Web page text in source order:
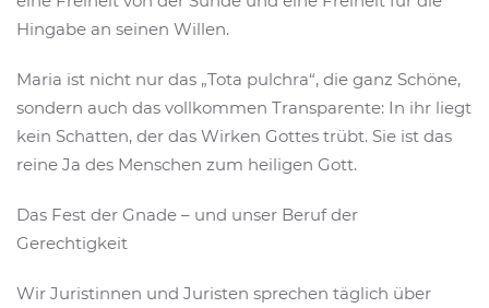
Hingabe an seinen Willen.
Maria ist nicht nur das „Tota pulchra“, die ganz Schöne,
sondern auch das vollkommen Transparente: In ihr liegt
kein Schatten, der das Wirken Gottes trübt. Sie ist das
reine Ja des Menschen zum heiligen Gott.
Das Fest der Gnade – und unser Beruf der
Gerechtigkeit
Wir Juristinnen und Juristen sprechen täglich über